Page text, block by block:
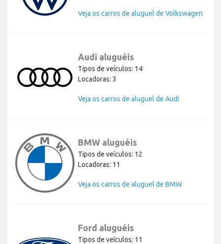
Veja os carros de aluguel de Volkswagen
Audi aluguéis
Tipos de veículos: 14
Locadoras: 3
Veja os carros de aluguel de Audi
BMW aluguéis
Tipos de veículos: 12
Locadoras: 11
Veja os carros de aluguel de BMW
Ford aluguéis
Tipos de veículos: 11